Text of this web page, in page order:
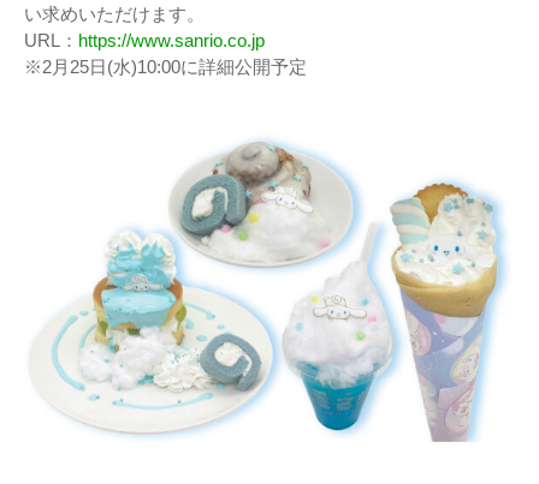
い求めいただけます。
URL： https://www.sanrio.co.jp
※2月25日(水)10:00に詳細公開予定